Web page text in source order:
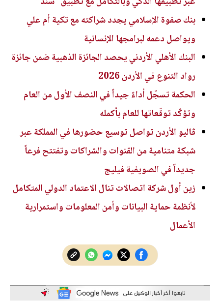
بنك صفوة الإسلامي يجدد شراكته مع تكية أم علي
ويواصل دعمه لبرامجها الإنسانية
البنك الأهلي الأردني يحصد الجائزة الذهبية ضمن جائزة
رواد التنوع في الأردن 2026
الحكمة تسجّل أداءً جيداً في النصف الأول من العام
وتؤكّد توقّعاتها للعام بأكمله
ڤاليو الأردن تواصل توسيع حضورها في المملكة عبر
شبكة متنامية من القنوات والشراكات وتفتتح فرعاً
جديداً في الصويفية فيليج
زين أول شركة اتصالات تنال الاعتماد الدولي المتكامل
لأنظمة حماية البيانات وأمن المعلومات واستمرارية
الأعمال